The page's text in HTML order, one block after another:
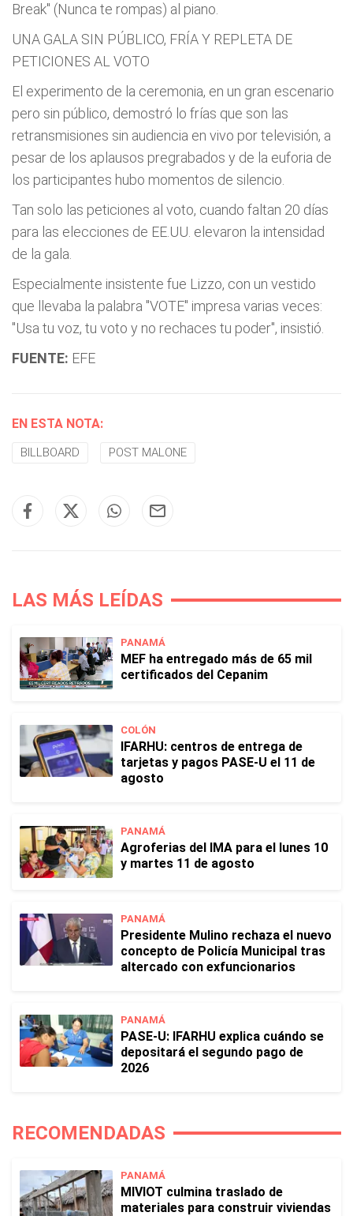
Break" (Nunca te rompas) al piano.
UNA GALA SIN PÚBLICO, FRÍA Y REPLETA DE
PETICIONES AL VOTO
El experimento de la ceremonia, en un gran escenario
pero sin público, demostró lo frías que son las
retransmisiones sin audiencia en vivo por televisión, a
pesar de los aplausos pregrabados y de la euforia de
los participantes hubo momentos de silencio.
Tan solo las peticiones al voto, cuando faltan 20 días
para las elecciones de EE.UU. elevaron la intensidad
de la gala.
Especialmente insistente fue Lizzo, con un vestido
que llevaba la palabra "VOTE" impresa varias veces:
"Usa tu voz, tu voto y no rechaces tu poder", insistió.
FUENTE: EFE
EN ESTA NOTA:
BILLBOARD POST MALONE
LAS MÁS LEÍDAS
PANAMÁ
MEF ha entregado más de 65 mil
certificados del Cepanim
COLÓN
IFARHU: centros de entrega de
tarjetas y pagos PASE-U el 11 de
agosto
PANAMÁ
Agroferias del IMA para el lunes 10
y martes 11 de agosto
PANAMÁ
Presidente Mulino rechaza el nuevo
concepto de Policía Municipal tras
altercado con exfuncionarios
PANAMÁ
PASE-U: IFARHU explica cuándo se
depositará el segundo pago de
2026
RECOMENDADAS
PANAMÁ
MIVIOT culmina traslado de
materiales para construir viviendas